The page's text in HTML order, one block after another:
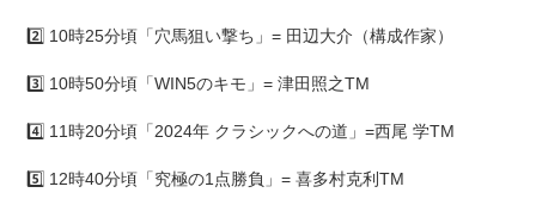
2️⃣ 10時25分頃「穴馬狙い撃ち」= 田辺大介（構成作家）
3️⃣ 10時50分頃「WIN5のキモ」= 津田照之TM
4️⃣ 11時20分頃「2024年 クラシックへの道」=西尾 学TM
5️⃣ 12時40分頃「究極の1点勝負」= 喜多村克利TM